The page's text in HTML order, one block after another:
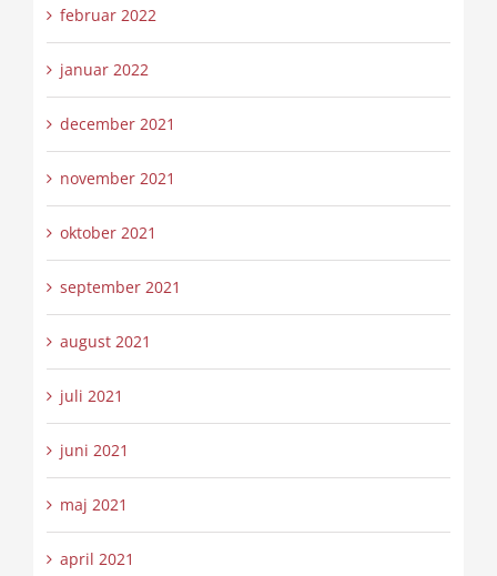
februar 2022
januar 2022
december 2021
november 2021
oktober 2021
september 2021
august 2021
juli 2021
juni 2021
maj 2021
april 2021